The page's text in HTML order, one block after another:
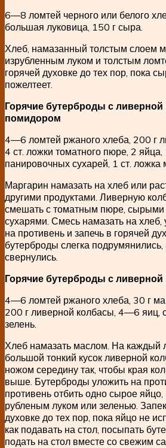
6—8 ломтей черного или белого
большая луковица, 150 г сыра.
Хлеб, намазанный толстым слоем
изрубленным луком и толстым
горячей духовке до тех пор, пока
пожелтеет.
Горячие бутерброды с ливерной
помидором
4—6 ломтей ржаного хлеба, 200 г
4 ст. ложки томатного пюре, 2 яйца,
панировочных сухарей, 1 ст. ложка
Маргарин намазать на хлеб или
другими продуктами. Ливерную
смешать с томатным пюре,
сухарями. Смесь намазать на
на противень и запечь в горячей
бутерброды слегка
свернулись.
Горячие бутерброды с
4—6 ломтей ржаного хлеба, 30 г
200 г ливерной колбасы, 4—6 яиц,
зелень.
Хлеб намазать маслом. На каждый
большой тонкий кусок ливерной
ножом середину так, чтобы края
выше. Бутерброды уложить на
противень отбить одно сырое
рубленым луком или зеленью.
духовке до тех пор, пока яйцо не
как подавать на стол, посыпать
подать на стол вместе со свежим